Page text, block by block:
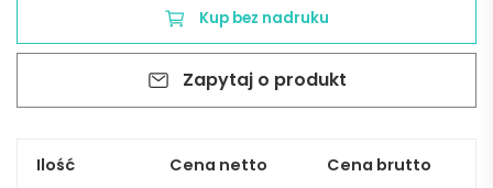
z
z
Kup bez nadruku
Zapytaj o produkt
Ilość Cena netto Cena brutto